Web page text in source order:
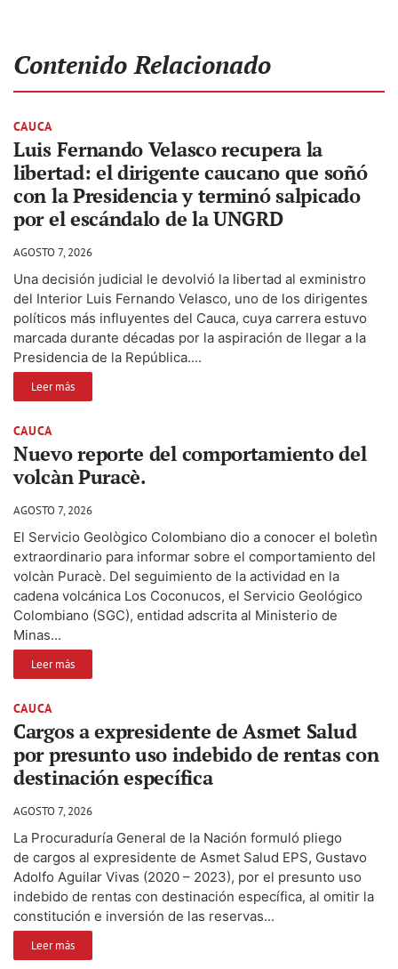
Contenido Relacionado
CAUCA
Luis Fernando Velasco recupera la
libertad: el dirigente caucano que soñó
con la Presidencia y terminó salpicado
por el escándalo de la UNGRD
AGOSTO 7, 2026
Una decisión judicial le devolvió la libertad al exministro
del Interior Luis Fernando Velasco, uno de los dirigentes
políticos más influyentes del Cauca, cuya carrera estuvo
marcada durante décadas por la aspiración de llegar a la
Presidencia de la República....
Leer más
CAUCA
Nuevo reporte del comportamiento del
volcàn Puracè.
AGOSTO 7, 2026
El Servicio Geològico Colombiano dio a conocer el boletìn
extraordinario para informar sobre el comportamiento del
volcàn Puracè. Del seguimiento de la actividad en la
cadena volcánica Los Coconucos, el Servicio Geológico
Colombiano (SGC), entidad adscrita al Ministerio de
Minas...
Leer más
CAUCA
Cargos a expresidente de Asmet Salud
por presunto uso indebido de rentas con
destinación específica
AGOSTO 7, 2026
La Procuraduría General de la Nación formuló pliego
de cargos al expresidente de Asmet Salud EPS, Gustavo
Adolfo Aguilar Vivas (2020 – 2023), por el presunto uso
indebido de rentas con destinación específica, al omitir la
constitución e inversión de las reservas...
Leer más